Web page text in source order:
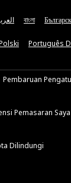
বাংলা
Português
Pembaruan
Pemasaran Saya
Dilindungi